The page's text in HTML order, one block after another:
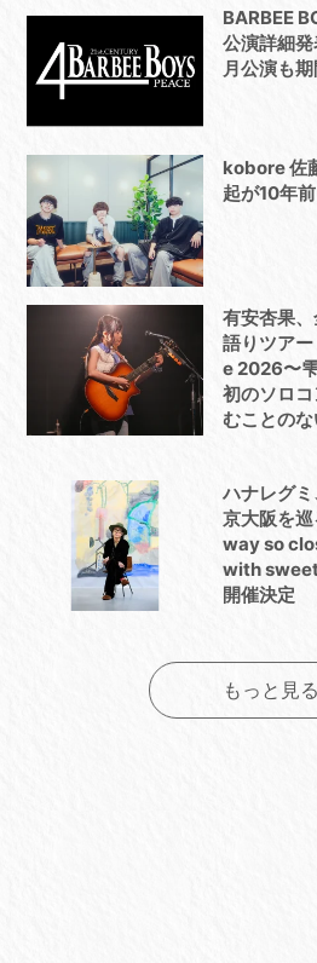
BARBEE
公演詳細
月公演も
kobore 佐
起が10年
有安杏果
語りツア
e 2026〜
初のソロ
むことの
ハナレグ
京大阪を
way so
with
開催決定
もっと見る